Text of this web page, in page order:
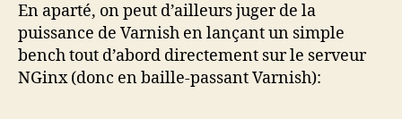
En aparté, on peut d’ailleurs juger de la
puissance de Varnish en lançant un simple
bench tout d’abord directement sur le serveur
NGinx (donc en baille-passant Varnish):